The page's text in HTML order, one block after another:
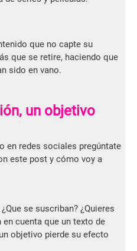
que no capte su
que se retire, haciendo que
sido en vano.
un objetivo
en redes sociales pregúntate
este post y cómo voy a
se suscriban? ¿Quieres
en cuenta que un texto de
objetivo pierde su efecto